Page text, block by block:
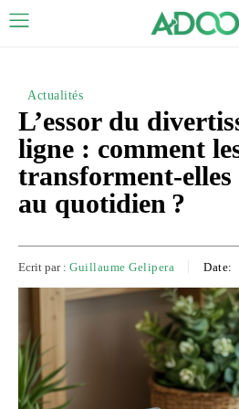
Actualités
L’essor du
ligne : comment
transforment-elles
au quotidien ?
Ecrit par : Guillaume Gelipera Date: